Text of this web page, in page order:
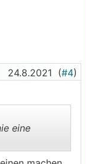
24.8.2021 (#4)
eine